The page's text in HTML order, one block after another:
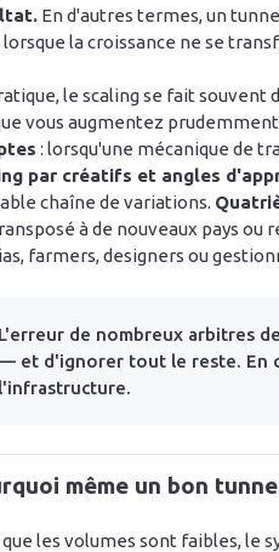
En d'autres termes, un
lorsque la croissance ne se
le scaling se fait souvent
vous augmentez
: lorsqu'une mécanique de
par créatifs et angles
chaîne de variations.
à de nouveaux pays ou
farmers, designers ou
L'erreur de nombreux arbitres
et d'ignorer tout le reste. En
l'infrastructure.
même un bon
les volumes sont faibles, le